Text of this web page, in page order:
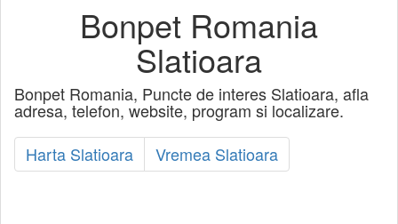
Bonpet Romania
Slatioara
Bonpet Romania, Puncte de interes Slatioara, afla
adresa, telefon, website, program si localizare.
Harta Slatioara
Vremea Slatioara